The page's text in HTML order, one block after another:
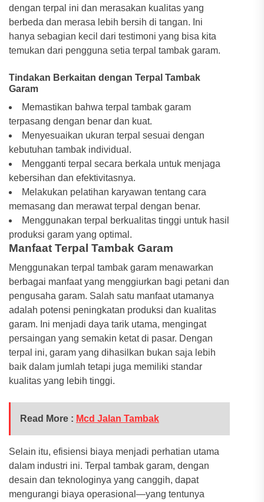
dengan terpal ini dan merasakan kualitas yang
berbeda dan merasa lebih bersih di tangan. Ini
hanya sebagian kecil dari testimoni yang bisa kita
temukan dari pengguna setia terpal tambak garam.
Tindakan Berkaitan dengan Terpal Tambak
Garam
Memastikan bahwa terpal tambak garam
terpasang dengan benar dan kuat.
Menyesuaikan ukuran terpal sesuai dengan
kebutuhan tambak individual.
Mengganti terpal secara berkala untuk menjaga
kebersihan dan efektivitasnya.
Melakukan pelatihan karyawan tentang cara
memasang dan merawat terpal dengan benar.
Menggunakan terpal berkualitas tinggi untuk hasil
produksi garam yang optimal.
Manfaat Terpal Tambak Garam
Menggunakan terpal tambak garam menawarkan
berbagai manfaat yang menggiurkan bagi petani dan
pengusaha garam. Salah satu manfaat utamanya
adalah potensi peningkatan produksi dan kualitas
garam. Ini menjadi daya tarik utama, mengingat
persaingan yang semakin ketat di pasar. Dengan
terpal ini, garam yang dihasilkan bukan saja lebih
baik dalam jumlah tetapi juga memiliki standar
kualitas yang lebih tinggi.
Read More : Mcd Jalan Tambak
Selain itu, efisiensi biaya menjadi perhatian utama
dalam industri ini. Terpal tambak garam, dengan
desain dan teknologinya yang canggih, dapat
mengurangi biaya operasional—yang tentunya